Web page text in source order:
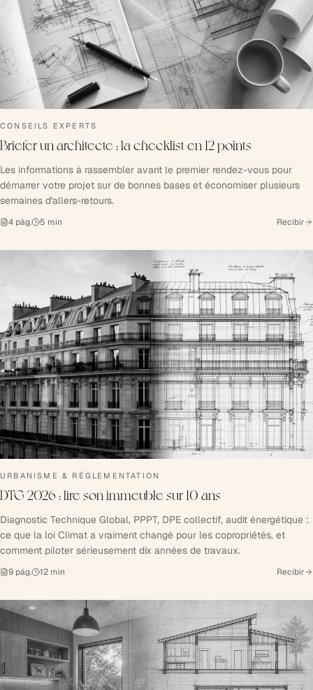
CONSEILS EXPERTS
Briefer un architecte : la checklist en 12 points
Les informations à rassembler avant le premier rendez-vous pour
démarrer votre projet sur de bonnes bases et économiser plusieurs
semaines d'allers-retours.
4 pág. 5 min Recibir
URBANISME & RÉGLEMENTATION
DTG 2026 : lire son immeuble sur 10 ans
Diagnostic Technique Global, PPPT, DPE collectif, audit énergétique :
ce que la loi Climat a vraiment changé pour les copropriétés, et
comment piloter sérieusement dix années de travaux.
9 pág. 12 min Recibir